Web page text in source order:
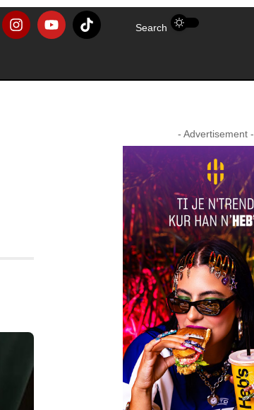
Search
- Advertisement -